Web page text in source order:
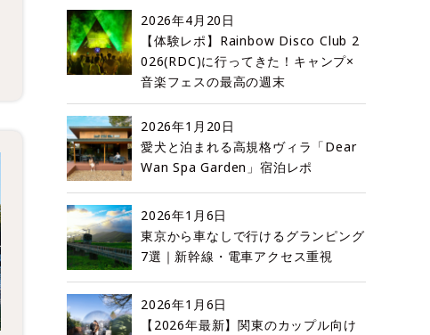
2026年4月20日
【体験レポ】Rainbow Disco Club 2
026(RDC)に行ってきた！キャンプ×
音楽フェスの最高の週末
2026年1月20日
愛犬と泊まれる高規格ヴィラ「Dear
Wan Spa Garden」宿泊レポ
2026年1月6日
東京から車なしで行けるグランピング
7選｜新幹線・電車アクセス重視
2026年1月6日
【2026年最新】関東のカップル向け